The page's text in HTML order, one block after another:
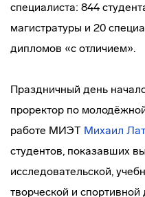
специалиста: 844
магистратуры и 20
дипломов «с отличием».
Праздничный день
проректор по
работе МИЭТ Михаил
студентов, показавших
исследовательской,
творческой и